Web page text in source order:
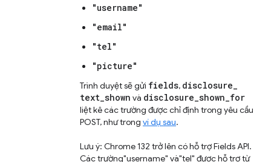
"username"
"email"
"tel"
"picture"
Trình duyệt sẽ gửi fields, disclosure_
text_shown và disclosure_shown_for
liệt kê các trường được chỉ định trong yêu cầu
POST, như trong ví dụ sau.
Lưu ý: Chrome 132 trở lên có hỗ trợ Fields API.
Các trường"username" và"tel" được hỗ trợ từ